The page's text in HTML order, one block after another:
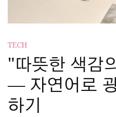
TECH
"따뜻한 색감
— 자연어로
하기